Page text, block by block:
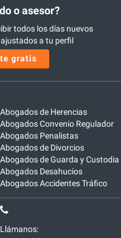
o asesor?
todos los días nuevos
a tu perfil
gratis
Abogados de Herencias
Abogados Convenio Regulador
Abogados Penalistas
Abogados de Divorcios
Abogados de Guarda y Custodia
Abogados Desahucios
Abogados Accidentes Tráfico
Llámanos: